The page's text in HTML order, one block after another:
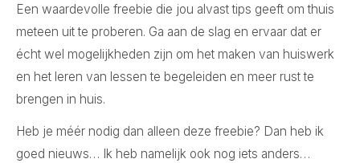
Een waardevolle freebie die jou alvast tips geeft om thuis
meteen uit te proberen. Ga aan de slag en ervaar dat er
écht wel mogelijkheden zijn om het maken van huiswerk
en het leren van lessen te begeleiden en meer rust te
brengen in huis.
Heb je méér nodig dan alleen deze freebie? Dan heb ik
goed nieuws… Ik heb namelijk ook nog iets anders…